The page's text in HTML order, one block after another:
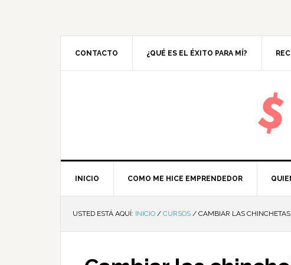
CONTACTO ¿QUÉ ES EL ÉXITO PARA MÍ?
INICIO COMO ME HICE EMPRENDEDOR
USTED ESTÁ AQUÍ: INICIO / CURSOS / CAMBIAR LAS